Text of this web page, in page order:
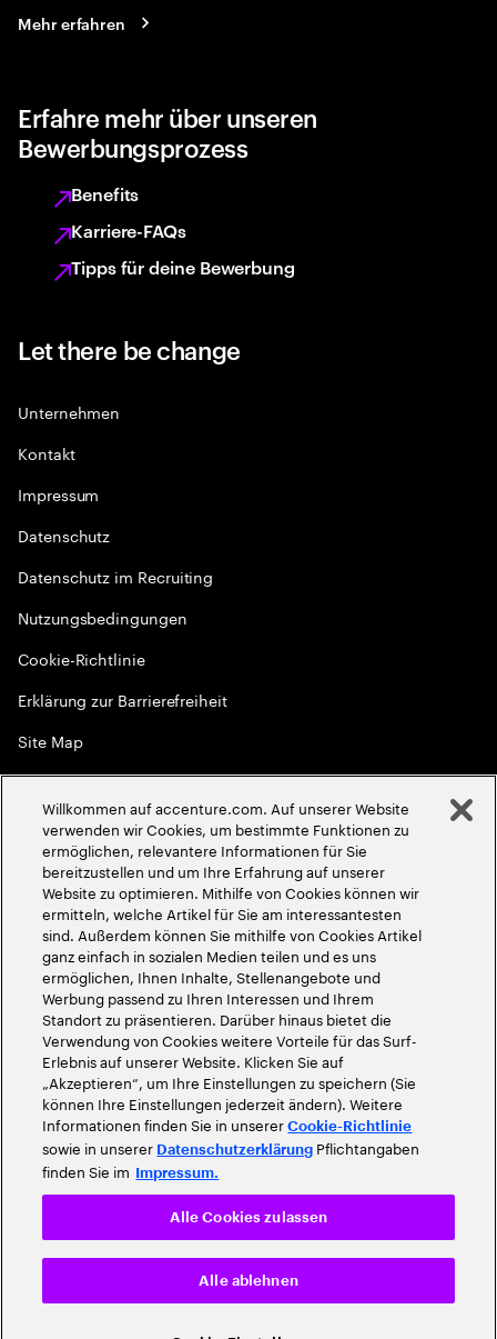
Mehr erfahren
Erfahre mehr über unseren
Bewerbungsprozess
Benefits
Karriere-FAQs
Tipps für deine Bewerbung
Let there be change
Unternehmen
Kontakt
Impressum
Datenschutz
Datenschutz im Recruiting
Nutzungsbedingungen
Cookie-Richtlinie
Erklärung zur Barrierefreiheit
Site Map
Globale Meritokratie
2026Accenture. Alle Rechte vorbehalten
Willkommen auf accenture.com. Auf unserer Website
verwenden wir Cookies, um bestimmte Funktionen zu
ermöglichen, relevantere Informationen für Sie
bereitzustellen und um Ihre Erfahrung auf unserer
Website zu optimieren. Mithilfe von Cookies können wir
ermitteln, welche Artikel für Sie am interessantesten
sind. Außerdem können Sie mithilfe von Cookies Artikel
ganz einfach in sozialen Medien teilen und es uns
ermöglichen, Ihnen Inhalte, Stellenangebote und
Werbung passend zu Ihren Interessen und Ihrem
Standort zu präsentieren. Darüber hinaus bietet die
Verwendung von Cookies weitere Vorteile für das Surf-
Erlebnis auf unserer Website. Klicken Sie auf
„Akzeptieren“, um Ihre Einstellungen zu speichern (Sie
können Ihre Einstellungen jederzeit ändern). Weitere
Informationen finden Sie in unsererCookie-Richtlinie
sowie in unserer Datenschutzerklärung Pflichtangaben
finden Sie im Impressum.
Alle ablehnen
Alle Cookies zulassen